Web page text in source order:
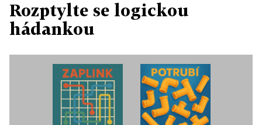
Rozptylte se logickou
hádankou